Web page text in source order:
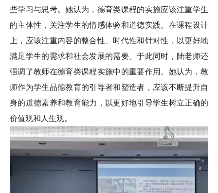
些学习与思考。她认为，德育类课程的实施应该注重学生
的主体性，关注学生的情感体验和道德实践。在课程设计
上，应该注重内容的整合性、时代性和针对性，以更好地
满足学生的需求和社会发展的需要。于此同时，陆老师还
强调了教师在德育类课程实施中的重要作用。她认为，教
师作为学生品德教育的引导者和塑造者，应该不断提升自
身的道德素养和教育能力，以更好地引导学生树立正确的
价值观和人生观。